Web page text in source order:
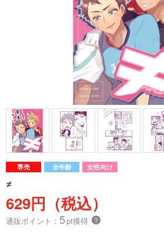
専売 全年齢 女性向け
≠
629円（税込）
通販ポイント： 5pt獲得 ？